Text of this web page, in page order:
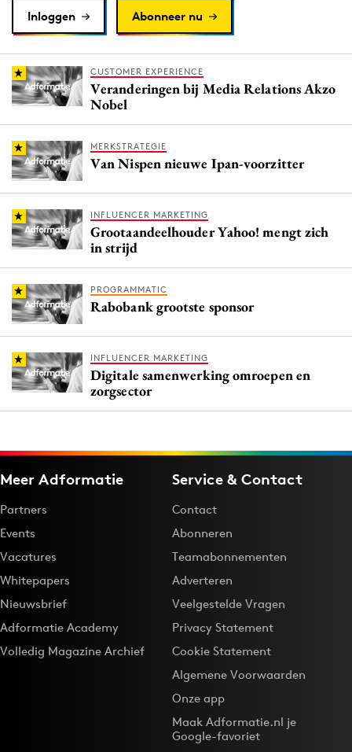
Inloggen Abonneer nu
CUSTOMER EXPERIENCE
Veranderingen bij Media Relations Akzo
Nobel
MERKSTRATEGIE
Van Nispen nieuwe Ipan-voorzitter
INFLUENCER MARKETING
Grootaandeelhouder Yahoo! mengt zich
in strijd
PROGRAMMATIC
Rabobank grootste sponsor
INFLUENCER MARKETING
Digitale samenwerking omroepen en
zorgsector
Meer Adformatie
Partners
Events
Vacatures
Whitepapers
Nieuwsbrief
Adformatie Academy
Volledig Magazine Archief
Service & Contact
Contact
Abonneren
Teamabonnementen
Adverteren
Veelgestelde Vragen
Privacy Statement
Cookie Statement
Algemene Voorwaarden
Onze app
Maak Adformatie.nl je
Google-favoriet